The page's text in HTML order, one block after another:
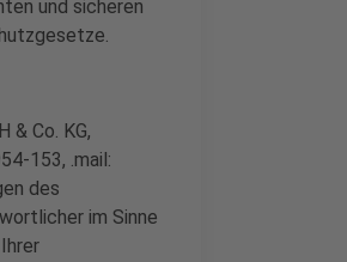
und sicheren
& Co. KG,
153, .mail:
des
im Sinne